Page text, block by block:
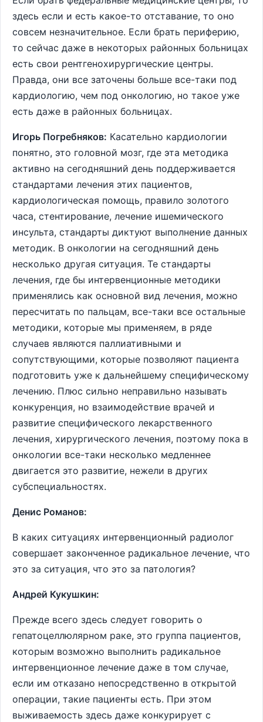
здесь если и есть какое-то отставание, то оно
совсем незначительное. Если брать периферию,
то сейчас даже в некоторых районных больницах
есть свои рентгенохирургические центры.
Правда, они все заточены больше все-таки под
кардиологию, чем под онкологию, но такое уже
есть даже в районных больницах.
Игорь Погребняков: Касательно кардиологии
понятно, это головной мозг, где эта методика
активно на сегодняшний день поддерживается
стандартами лечения этих пациентов,
кардиологическая помощь, правило золотого
часа, стентирование, лечение ишемического
инсульта, стандарты диктуют выполнение данных
методик. В онкологии на сегодняшний день
несколько другая ситуация. Те стандарты
лечения, где бы интервенционные методики
применялись как основной вид лечения, можно
пересчитать по пальцам, все-таки все остальные
методики, которые мы применяем, в ряде
случаев являются паллиативными и
сопутствующими, которые позволяют пациента
подготовить уже к дальнейшему специфическому
лечению. Плюс сильно неправильно называть
конкуренция, но взаимодействие врачей и
развитие специфического лекарственного
лечения, хирургического лечения, поэтому пока в
онкологии все-таки несколько медленнее
двигается это развитие, нежели в других
субспециальностях.
Денис Романов:
В каких ситуациях интервенционный радиолог
совершает законченное радикальное лечение, что
это за ситуация, что это за патология?
Андрей Кукушкин:
Прежде всего здесь следует говорить о
гепатоцеллюлярном раке, это группа пациентов,
которым возможно выполнить радикальное
интервенционное лечение даже в том случае,
если им отказано непосредственно в открытой
операции, такие пациенты есть. При этом
выживаемость здесь даже конкурирует с